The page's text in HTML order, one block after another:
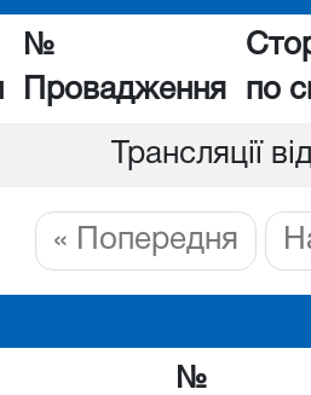
№
Провадження
по
Трансляції
« Попередня
№